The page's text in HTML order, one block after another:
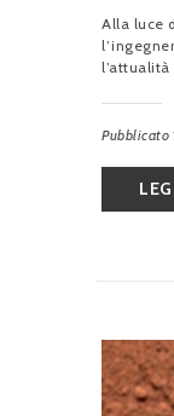
Alla luce
Pubblicato